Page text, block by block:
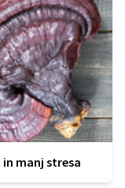
manj stresa